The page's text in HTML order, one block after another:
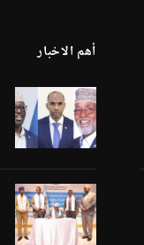
أهم الاخبار